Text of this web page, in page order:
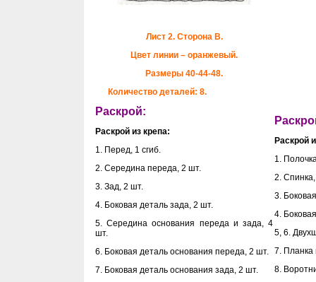
Лист 2. Сторона В.
Цвет линии – оранжевый.
Размеры 40-44-48.
Количество деталей: 8.
Раскрой:
Раскрой из крепа:
1. Перед, 1 сгиб.
2. Середина переда, 2 шт.
3. Зад, 2 шт.
4. Боковая деталь зада, 2 шт.
5. Середина основания переда и зада, 4
шт.
6. Боковая деталь основания переда, 2 шт.
7. Боковая деталь основания зада, 2 шт.
Раскрой
1.
2.
3.
4.
5, 6.
7. Планка
8.